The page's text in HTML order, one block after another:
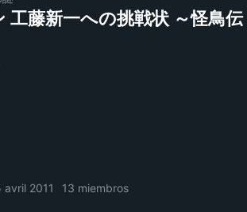
工藤新一への挑戦状 ～怪鳥伝
avril 2011 13 miembros